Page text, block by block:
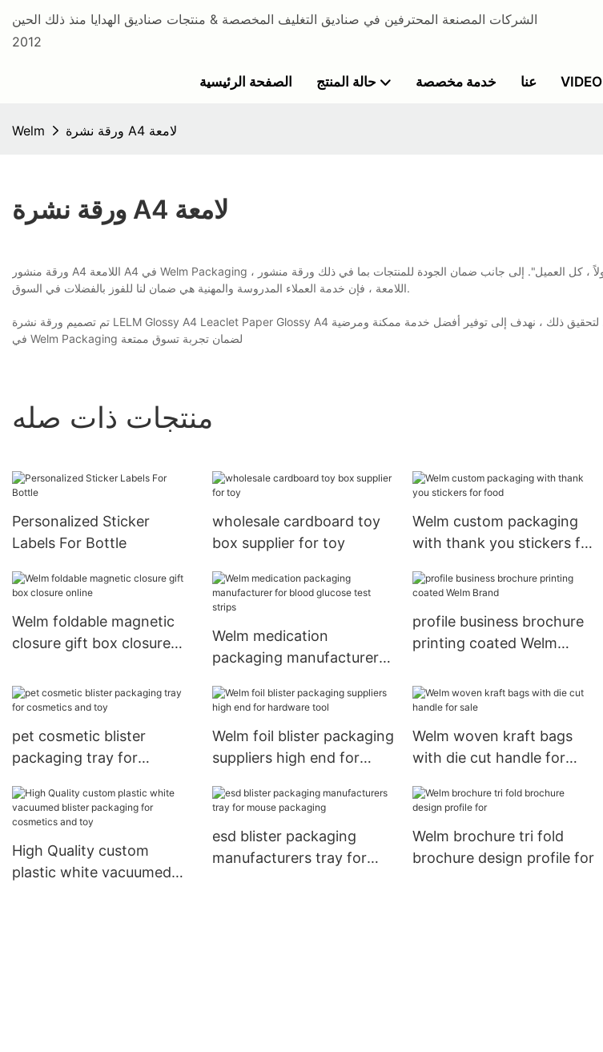
الشركات المصنعة المحترفين في صناديق التغليف المخصصة & منتجات صناديق الهدايا منذ ذلك الحين
2012
الصفحة الرئيسية حالة المنتج خدمة مخصصة عنا VIDEO
Welm ورقة نشرة A4 لامعة
ورقة نشرة A4 لامعة
ورقة منشور A4 اللامعة A4 في Welm Packaging ، ونحن نؤمن دائمًا بمبدأ "الجودة أولاً ، كل العميل". إلى جانب ضمان الجودة للمنتجات بما في ذلك ورقة منشور A4
اللامعة ، فإن خدمة العملاء المدروسة والمهنية هي ضمان لنا للفوز بالفضلات في السوق.
تم تصميم ورقة نشرة LELM Glossy A4 Leaclet Paper Glossy A4 لتلبية جميع رغبات واستكشافات عملائنا. لتحقيق ذلك ، نهدف إلى توفير أفضل خدمة ممكنة ومرضية
في Welm Packaging لضمان تجربة تسوق ممتعة
منتجات ذات صله
Personalized Sticker
Labels For Bottle
wholesale cardboard toy
box supplier for toy
Welm custom packaging
with thank you stickers for
Welm foldable magnetic
closure gift box closure
Welm medication
packaging manufacturer
strips
profile business brochure
printing coated Welm
pet cosmetic blister
packaging tray for
Welm foil blister packaging
suppliers high end for
Welm woven kraft bags
with die cut handle for
High Quality custom
plastic white vacuumed
esd blister packaging
manufacturers tray for
Welm brochure tri fold
brochure design profile for